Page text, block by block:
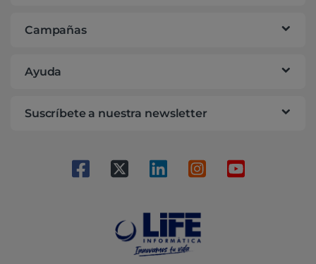
Campañas
Ayuda
Suscríbete a nuestra newsletter